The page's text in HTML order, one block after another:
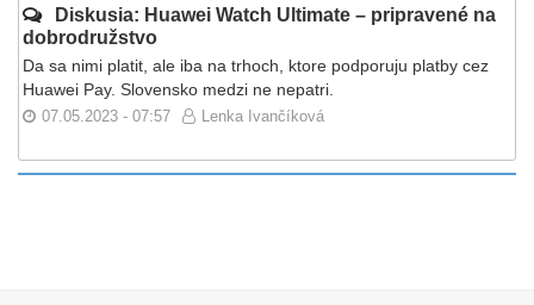
Diskusia: Huawei Watch Ultimate – pripravené na
dobrodružstvo
Da sa nimi platit, ale iba na trhoch, ktore podporuju platby cez
Huawei Pay. Slovensko medzi ne nepatri.
07.05.2023 - 07:57 Lenka Ivančíková